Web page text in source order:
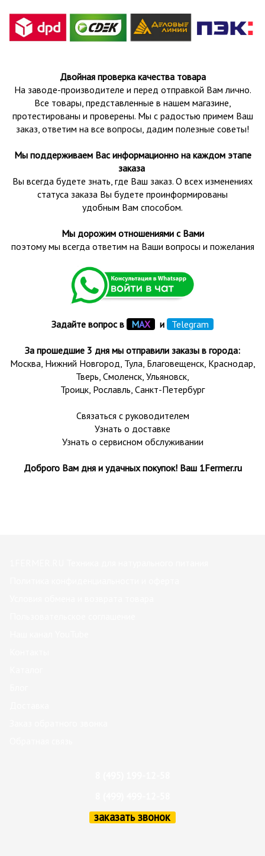
Двойная проверка качества товара
На заводе-производителе и перед отправкой Вам лично.
Все товары, представленные в нашем магазине,
протестированы и проверены. Мы с радостью примем Ваш
заказ, ответим на все вопросы, дадим полезные советы!
Мы поддерживаем Вас информационно на каждом этапе
заказа
Вы всегда будете знать, где Ваш заказ. О всех изменениях
статуса заказа Вы будете проинформированы
удобным Вам способом.
Мы дорожим отношениями с Вами
поэтому мы всегда ответим на Ваши вопросы и пожелания
Задайте вопрос в МАХ и Telegram
За прошедшие 3 дня мы отправили заказы в города:
Москва, Нижний Новгород, Тула, Благовещенск, Краснодар,
Тверь, Смоленск, Ульяновск,
Троицк, Рославль, Санкт-Петербург
Связаться с руководителем
Узнать о доставке
Узнать о сервисном обслуживании
Доброго Вам дня и удачных покупок! Ваш 1Fermer.ru
заказать звонок